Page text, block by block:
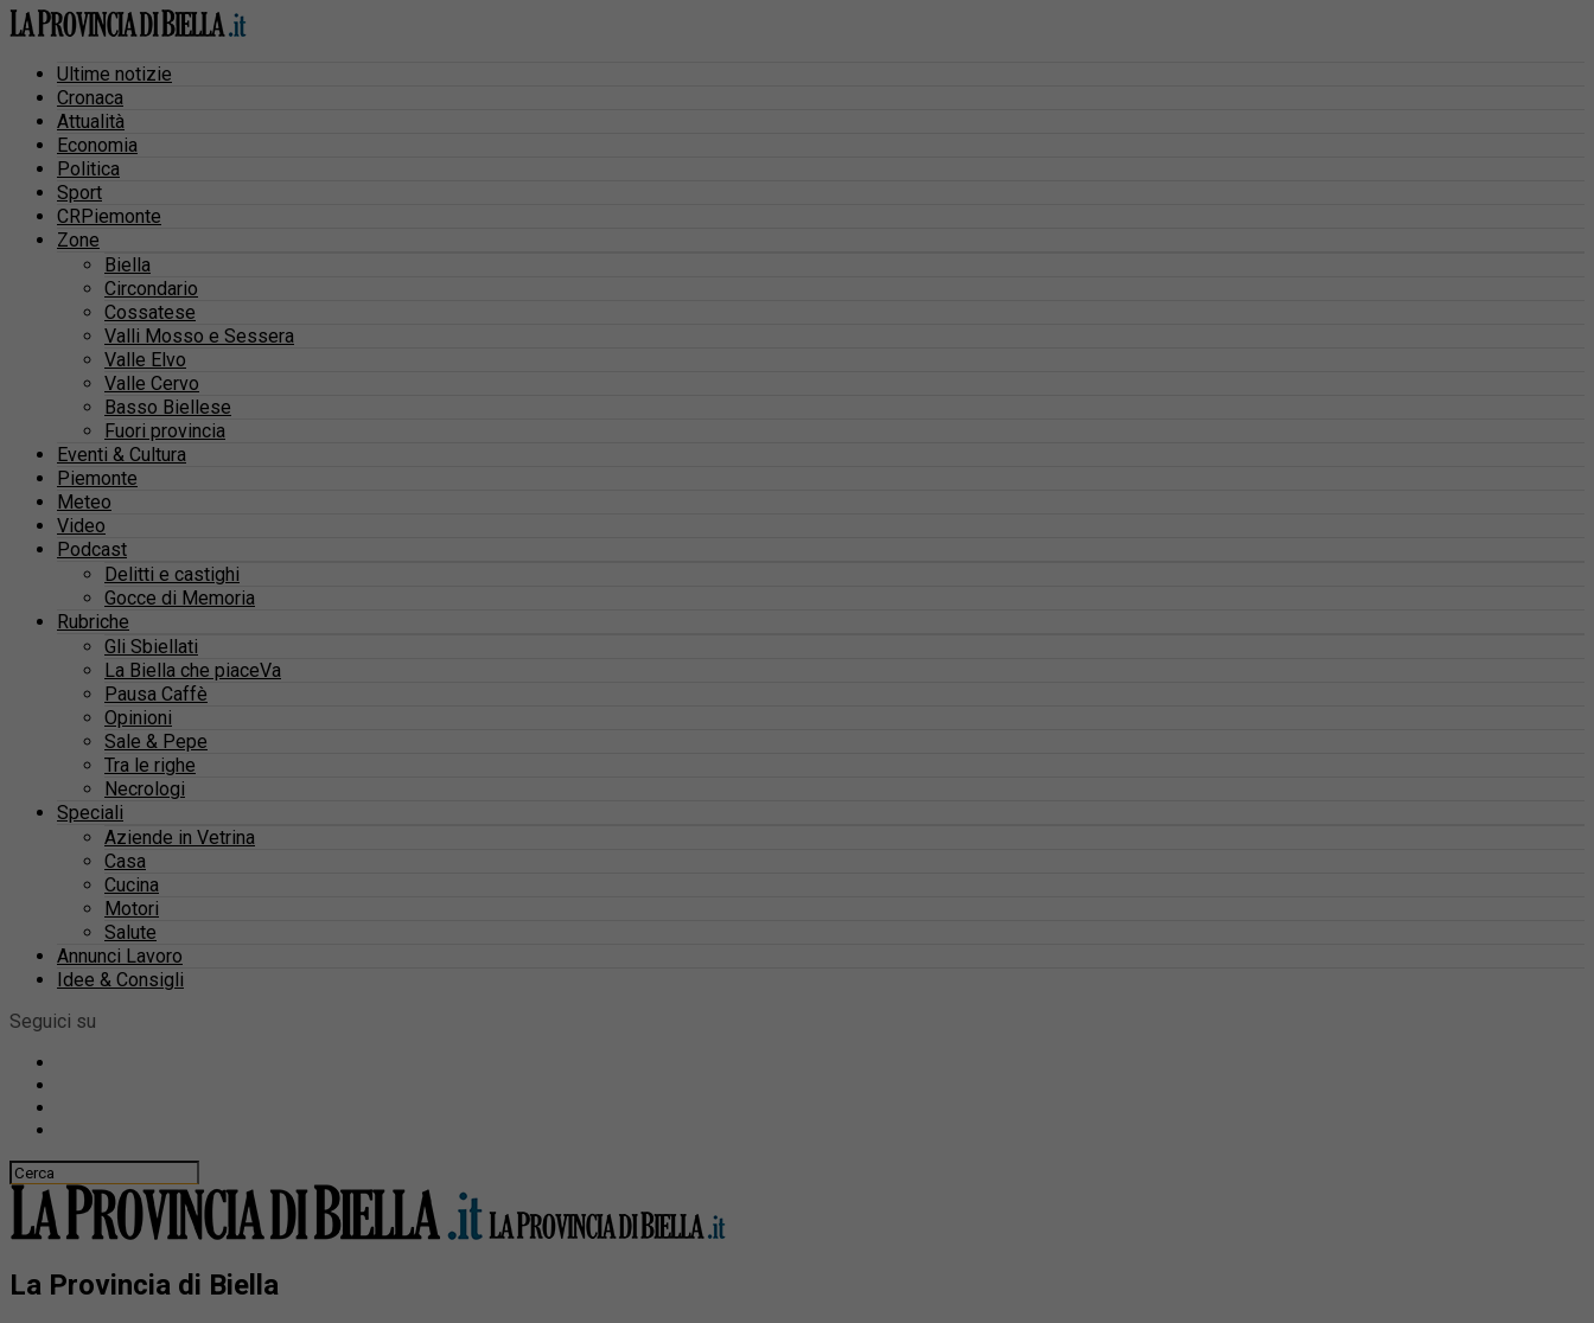
Ultime notizie
Cronaca
Attualità
Economia
Politica
Sport
CRPiemonte
Zone
Biella
Circondario
Cossatese
Valli Mosso e Sessera
Valle Elvo
Valle Cervo
Basso Biellese
Fuori provincia
Eventi & Cultura
Piemonte
Meteo
Video
Podcast
Delitti e castighi
Gocce di Memoria
Rubriche
Gli Sbiellati
La Biella che piaceVa
Pausa Caffè
Opinioni
Sale & Pepe
Tra le righe
Necrologi
Speciali
Aziende in Vetrina
Casa
Cucina
Motori
Salute
Annunci Lavoro
Idee & Consigli
Seguici su
La Provincia di Biella